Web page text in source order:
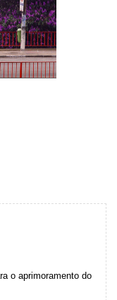
o aprimoramento do